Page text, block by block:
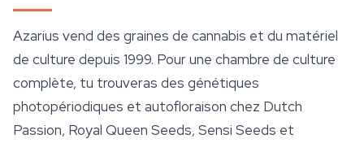
Azarius vend des graines de cannabis et du matériel
de culture depuis 1999. Pour une chambre de culture
complète, tu trouveras des génétiques
photopériodiques et autofloraison chez Dutch
Passion, Royal Queen Seeds, Sensi Seeds et